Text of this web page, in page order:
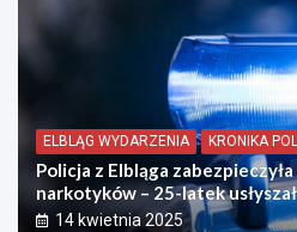
ELBLĄG WYDARZENIA KRONIKA
Policja z Elbląga
narkotyków – 25-latek
14 kwietnia 2025